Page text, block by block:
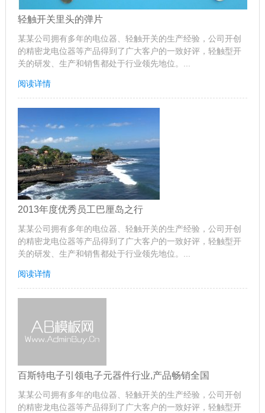
轻触开关里头的弹片
某某公司拥有多年的电位器、轻触开关的生产经验，公司开创
的精密龙电位器等产品得到了广大客户的一致好评，轻触型开
关的研发、生产和销售都处于行业领先地位。...
阅读详情
2013年度优秀员工巴厘岛之行
某某公司拥有多年的电位器、轻触开关的生产经验，公司开创
的精密龙电位器等产品得到了广大客户的一致好评，轻触型开
关的研发、生产和销售都处于行业领先地位。...
阅读详情
百斯特电子引领电子元器件行业,产品畅销全国
某某公司拥有多年的电位器、轻触开关的生产经验，公司开创
的精密龙电位器等产品得到了广大客户的一致好评，轻触型开